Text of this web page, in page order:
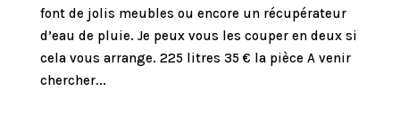
font de jolis meubles ou encore un récupérateur
d’eau de pluie. Je peux vous les couper en deux si
cela vous arrange. 225 litres 35 € la pièce A venir
chercher...